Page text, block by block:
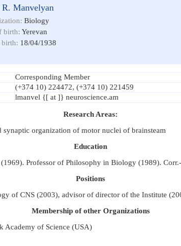
Manvelyan
Biology
birth: Yerevan
birth: 18/04/1938
Corresponding Member
(+374 10) 224472, (+374 10) 221459
lmanvel {[ at ]} neuroscience.am
Research Areas:
organization of motor nuclei of brainsteam
Education
Professor of Philosophy in Biology (1989).
Positions
of CNS (2003), advisor of director of the Institute
Membership of other Organizations
Academy of Science (USA)